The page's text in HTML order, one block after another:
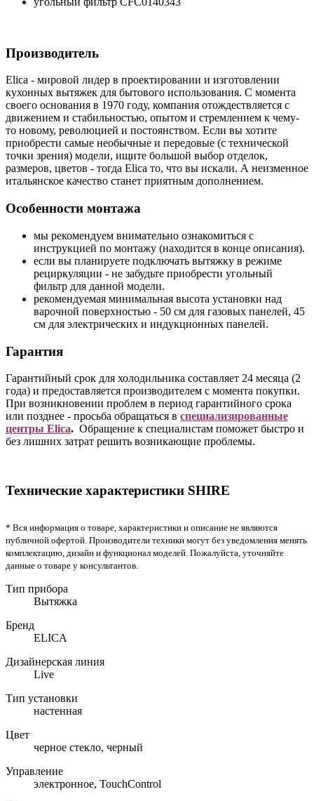
Производитель
Elica - мировой лидер в проектировании и изготовлении
кухонных вытяжек для бытового использования. С момента
своего основания в 1970 году, компания отождествляется с
движением и стабильностью, опытом и стремлением к чему-
то новому, революцией и постоянством. Если вы хотите
приобрести самые необычные и передовые (с технической
точки зрения) модели, ищите большой выбор отделок,
размеров, цветов - тогда Elica то, что вы искали. А неизменное
итальянское качество станет приятным дополнением.
Особенности монтажа
мы рекомендуем внимательно ознакомиться с
инструкцией по монтажу (находится в конце описания).
если вы планируете подключать вытяжку в режиме
рециркуляции - не забудьте приобрести угольный
фильтр для данной модели.
рекомендуемая минимальная высота установки над
варочной поверхностью - 50 см для газовых панелей, 45
см для электрических и индукционных панелей.
Гарантия
Гарантийный срок для холодильника составляет 24 месяца (2
года) и предоставляется производителем с момента покупки.
При возникновении проблем в период гарантийного срока
или позднее - просьба обращаться в специализированные
центры Elica. Обращение к специалистам поможет быстро и
без лишних затрат решить возникающие проблемы.
Технические характеристики SHIRE
* Вся информация о товаре, характеристики и описание не являются
публичной офертой. Производители техники могут без уведомления менять
комплектацию, дизайн и функционал моделей. Пожалуйста, уточняйте
данные о товаре у консультантов.
Тип прибора
Вытяжка
Бренд
ELICA
Дизайнерская линия
Live
Тип установки
настенная
Цвет
черное стекло, черный
Управление
электронное, TouchControl